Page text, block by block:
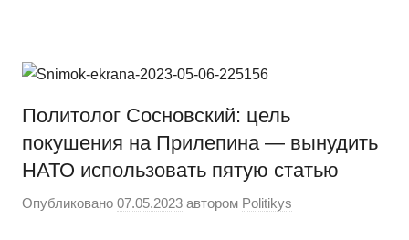
содержимому
сайт
WordPress
Политолог Сосновский: цель
покушения на Прилепина — вынудить
НАТО использовать пятую статью
Опубликовано 07.05.2023 автором Politikys